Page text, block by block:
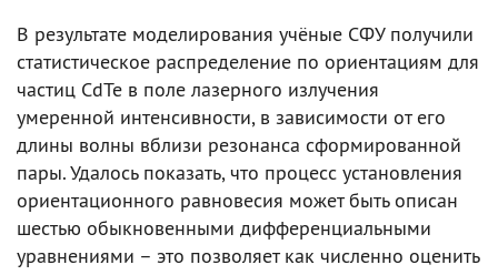
В результате моделирования учёные СФУ получили
статистическое распределение по ориентациям для
частиц CdTe в поле лазерного излучения
умеренной интенсивности, в зависимости от его
длины волны вблизи резонанса сформированной
пары. Удалось показать, что процесс установления
ориентационного равновесия может быть описан
шестью обыкновенными дифференциальными
уравнениями – это позволяет как численно оценить